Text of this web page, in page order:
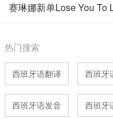
赛琳娜新单Lose You To
热门搜索
西班牙语翻译 西班牙
西班牙语发音 西班牙